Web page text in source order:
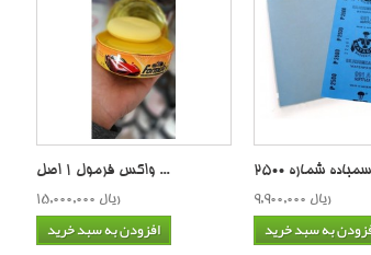
واکس فرمول 1 اصل ...
15,000,000 ریال
افزودن به سبد خرید
9,900,000 ریال
به سبد خرید